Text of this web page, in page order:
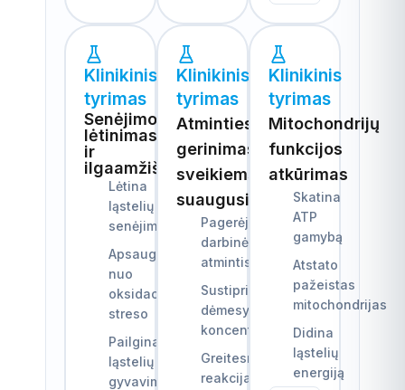
Klinikinis
tyrimas
Senėjimo
lėtinimas
ir
ilgaamžiškumas
Lėtina
ląstelių
senėjimą
Apsaugo
nuo
oksidacinio
streso
Pailgina
ląstelių
gyvavimą
Klinikinis
tyrimas
Atminties
gerinimas
sveikiems
suaugusiesiems
Pagerėjusi
darbinė
atmintis
Sustiprintas
dėmesys ir
koncentracija
Greitesnė
reakcija
Klinikinis
tyrimas
Mitochondrijų
funkcijos
atkūrimas
Skatina
ATP
gamybą
Atstato
pažeistas
mitochondrijas
Didina
ląstelių
energiją